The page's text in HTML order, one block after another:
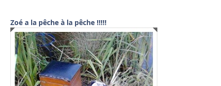
Zoé a la pêche à la pêche !!!!!